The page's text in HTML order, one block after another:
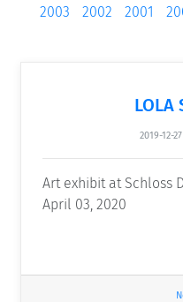
2003
2002 2001
LOLA
2019-12-27
Art exhibit at Schloss
April 03, 2020